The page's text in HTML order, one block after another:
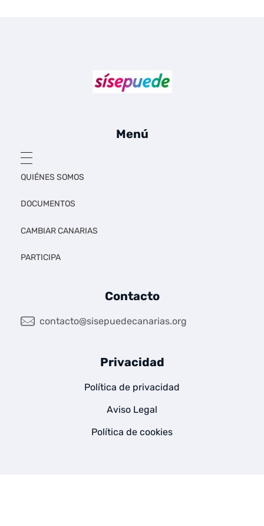
Menú
QUIÉNES SOMOS
DOCUMENTOS
CAMBIAR CANARIAS
PARTICIPA
Contacto
contacto@sisepuedecanarias.org
Privacidad
Política de privacidad
Aviso Legal
Política de cookies